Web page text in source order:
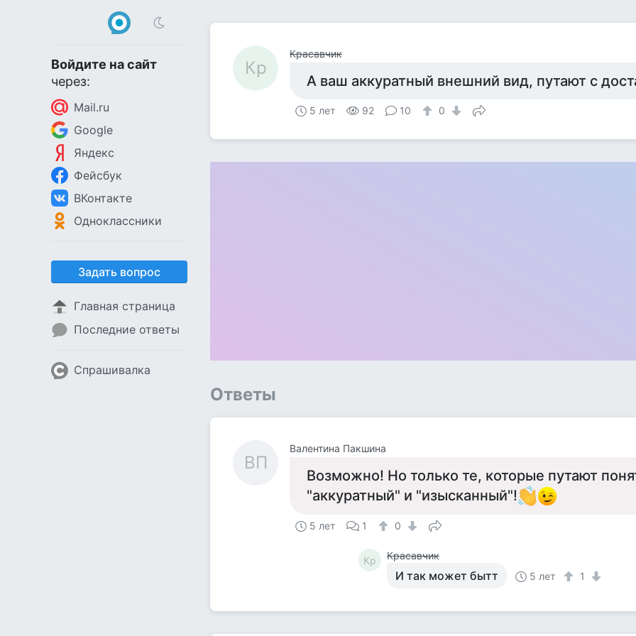
Войдите на сайт
через:
Mail.ru
Google
Яндекс
Фейсбук
ВКонтакте
Одноклассники
Задать вопрос
Главная страница
Последние ответы
Спрашивалка
Кр
Красавчик
А ваш аккуратный внешний вид, путают с
5 лет 92 10 0
Ответы
ВП
Валентина Пакшина
Возможно! Но только те, котоpые путают
"аккуpатный" и "изысканный"!
5 лет 1 0
Кр Красавчик
И так может бытт 5 лет 1